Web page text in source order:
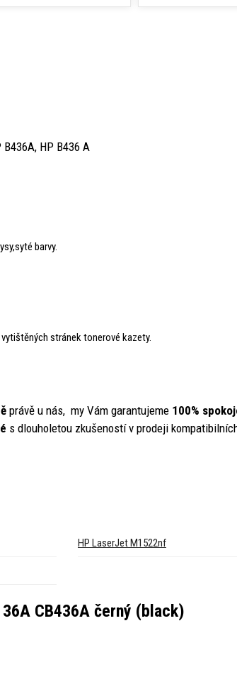
B436A, HP B436 A
barvy.
stránek tonerové kazety.
ě právě u nás, my Vám garantujeme 100%
s dlouholetou zkušeností v prodeji
HP LaserJet M1522nf
CB436A černý (black)